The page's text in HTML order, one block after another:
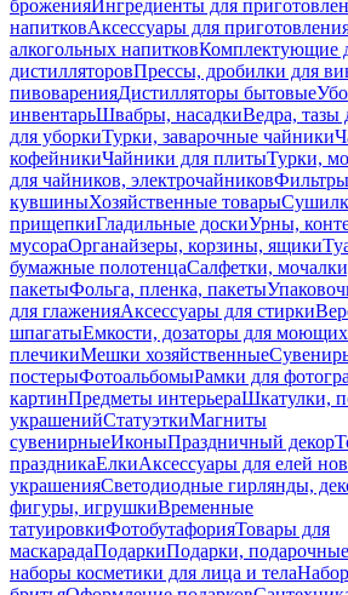
броженияИнгредиенты для
напитковАксессуары для
алкогольных напитковКомплектующие
дистилляторовПрессы, дробилки для
пивоваренияДистилляторы бытовые
инвентарьШвабры, насадкиВедра, тазы
для уборкиТурки, заварочные чайники
кофейникиЧайники для плитыТурки,
для чайников, электрочайников
кувшиныХозяйственные товары
прищепкиГладильные доскиУрны,
мусораОрганайзеры, корзины, ящики
бумажные полотенцаСалфетки,
пакетыФольга, пленка, пакеты
для глаженияАксессуары для стирки
шпагатыЕмкости, дозаторы для моющих
плечикиМешки хозяйственные
постерыФотоальбомыРамки для
картинПредметы интерьераШкатулки,
украшенийСтатуэткиМагниты
сувенирныеИконыПраздничный декор
праздникаЕлкиАксессуары для елей
украшенияСветодиодные гирлянды,
фигуры, игрушкиВременные
татуировкиФотобутафорияТовары для
маскарадаПодаркиПодарки,
наборы косметики для лица и тела